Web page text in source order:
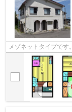
メゾネットタイプです